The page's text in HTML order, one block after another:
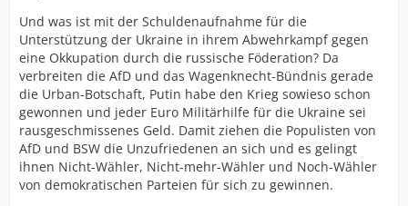
Und was ist mit der Schuldenaufnahme für die
Unterstützung der Ukraine in ihrem Abwehrkampf gegen
eine Okkupation durch die russische Föderation? Da
verbreiten die AfD und das Wagenknecht-Bündnis gerade
die Urban-Botschaft, Putin habe den Krieg sowieso schon
gewonnen und jeder Euro Militärhilfe für die Ukraine sei
rausgeschmissenes Geld. Damit ziehen die Populisten von
AfD und BSW die Unzufriedenen an sich und es gelingt
ihnen Nicht-Wähler, Nicht-mehr-Wähler und Noch-Wähler
von demokratischen Parteien für sich zu gewinnen.